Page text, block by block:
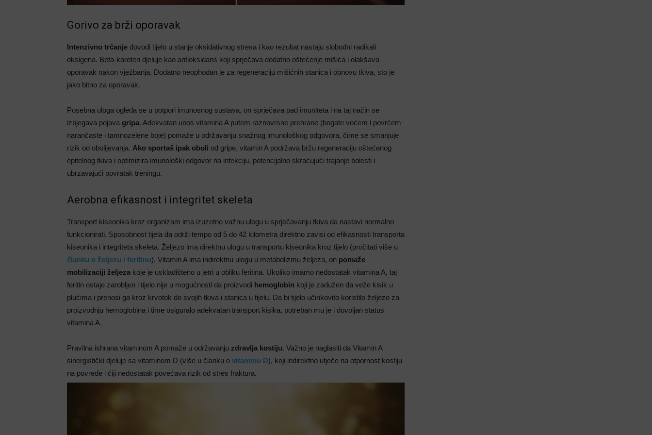
Gorivo za brži oporavak
Intenzivno trčanje dovodi tijelo u stanje oksidativnog stresa i kao rezultat nastaju slobodni radikali
oksigena. Beta-karoten djeluje kao antioksidans koji sprječava dodatno oštećenje mišića i olakšava
oporavak nakon vježbanja. Dodatno neophodan je za regeneraciju mišićnih stanica i obnovu tkiva, sto je
jako bitno za oporavak.
Posebna uloga ogleda se u potpori imunosnog sustava, on sprječava pad imuniteta i na taj način se
izbjegava pojava gripa. Adekvatan unos vitamina A putem raznovrsne prehrane (bogate voćem i povrćem
narančaste i tamnozelene boje) pomaže u održavanju snažnog imunološkog odgovora, čime se smanjuje
rizik od obolijevanja. Ako sportaš ipak oboli od gripe, vitamin A podržava bržu regeneraciju oštećenog
epitelnog tkiva i optimizira imunološki odgovor na infekciju, potencijalno skraćujući trajanje bolesti i
ubrzavajući povratak treningu.
Aerobna efikasnost i integritet skeleta
Transport kiseonika kroz organizam ima izuzetno važnu ulogu u sprječavanju tkiva da nastavi normalno
funkcionirati. Sposobnost tijela da održi tempo od 5 do 42 kilometra direktno zavisi od efikasnosti transporta
kiseonika i integriteta skeleta. Željezo ima direktnu ulogu u transportu kiseonika kroz tijelo (pročitati više u
članku o željezu i feritinu). Vitamin A ima indirektnu ulogu u metabolizmu željeza, on pomaže
mobilizaciji željeza koje je uskladišteno u jetri u obliku feritina. Ukoliko imamo nedostatak vitamina A, taj
feritin ostaje zarobljen i tijelo nije u mogućnosti da proizvodi hemoglobin koji je zadužen da veže kisik u
plućima i prenosi ga kroz krvotok do svojih tkiva i stanica u tijelu. Da bi tijelo učinkovito koristilo željezo za
proizvodnju hemoglobina i time osiguralo adekvatan transport kisika, potreban mu je i dovoljan status
vitamina A.
Pravilna ishrana vitaminom A pomaže u održavanju zdravlja kostiju. Važno je naglasiti da Vitamin A
sinergistički djeluje sa vitaminom D (više u članku o vitaminu D), koji indirektno utječe na otpornost kostiju
na povrede i čiji nedostatak povećava rizik od stres fraktura.